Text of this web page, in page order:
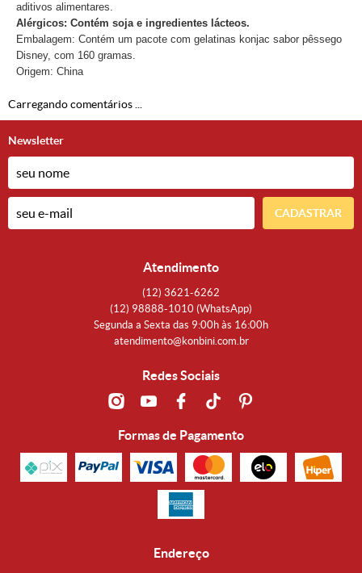
aditivos alimentares.
Alérgicos: Contém soja e ingredientes lácteos.
Embalagem: Contém um pacote com gelatinas konjac sabor pêssego
Disney, com 160 gramas.
Origem: China
Carregando comentários ...
Newsletter
CADASTRAR
Atendimento
(12) 3621-6262
(12) 98888-1010 (WhatsApp)
Segunda a Sexta das 9:00h às 16:00h
atendimento@konbini.com.br
Redes Sociais
Formas de Pagamento
Endereço